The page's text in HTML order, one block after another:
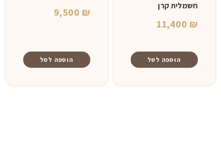
חשמלית קרן
11,400 ₪
הוספה לסל
9,500 ₪
הוספה לסל